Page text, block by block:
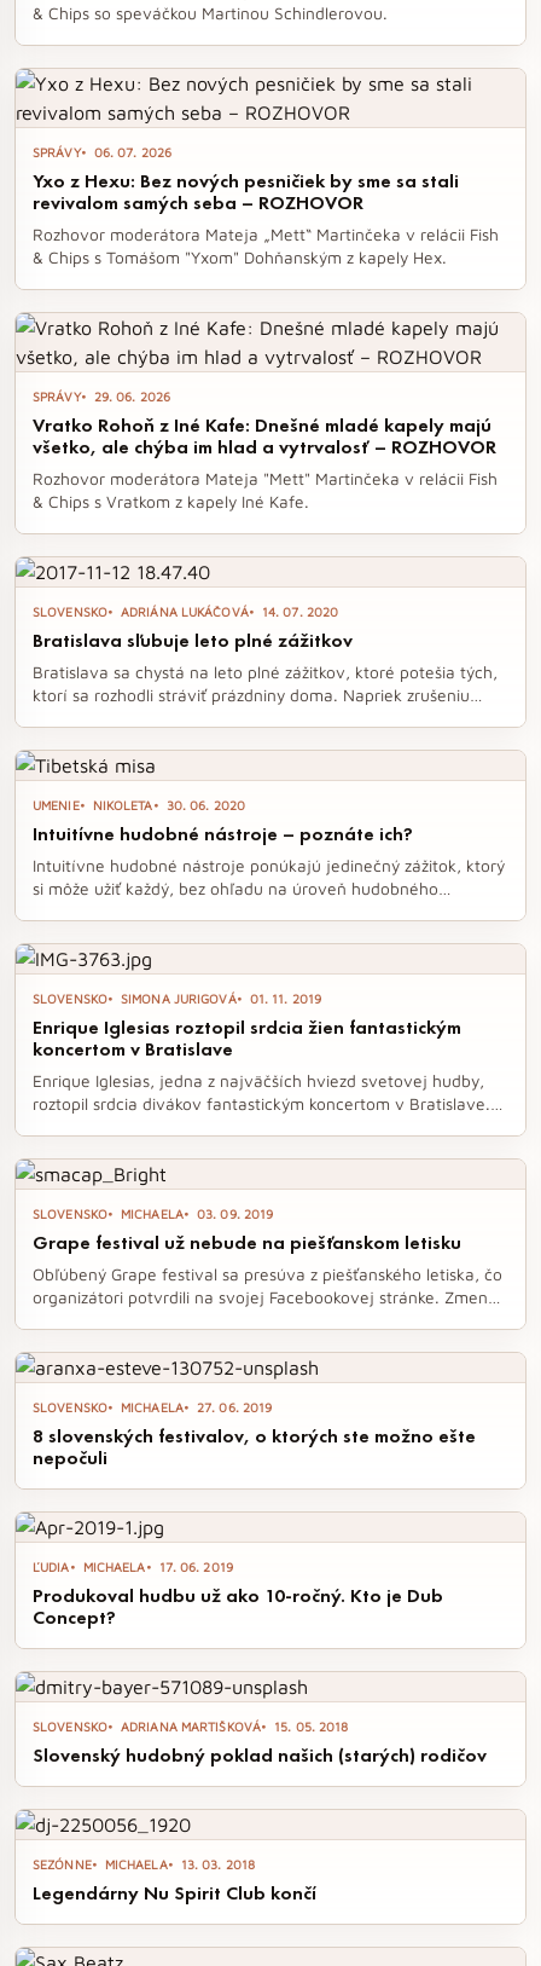
& Chips so speváčkou Martinou Schindlerovou.
SPRÁVY 06. 07. 2026
Yxo z Hexu: Bez nových pesničiek by sme sa stali
revivalom samých seba – ROZHOVOR
Rozhovor moderátora Mateja „Mett“ Martinčeka v relácii Fish
& Chips s Tomášom "Yxom" Dohňanským z kapely Hex.
SPRÁVY 29. 06. 2026
Vratko Rohoň z Iné Kafe: Dnešné mladé kapely majú
všetko, ale chýba im hlad a vytrvalosť – ROZHOVOR
Rozhovor moderátora Mateja "Mett" Martinčeka v relácii Fish
& Chips s Vratkom z kapely Iné Kafe.
SLOVENSKO ADRIÁNA LUKÁČOVÁ 14. 07. 2020
Bratislava sľubuje leto plné zážitkov
Bratislava sa chystá na leto plné zážitkov, ktoré potešia tých,
ktorí sa rozhodli stráviť prázdniny doma. Napriek zrušeniu
kluby a hudobné koncerty. S príchodom leta sa tak môžete
tešiť na množstvo zábavy a kultúrneho vyžitia priamo v srdci
Slovenska.
UMENIE NIKOLETA 30. 06. 2020
Intuitívne hudobné nástroje – poznáte ich?
Intuitívne hudobné nástroje ponúkajú jedinečný zážitok, ktorý
si môže užiť každý, bez ohľadu na úroveň hudobného
fascinujúci svet nástrojov, ktoré vás prenesú do inej dimenzie
zvuku a pokoja.
SLOVENSKO SIMONA JURIGOVÁ 01. 11. 2019
Enrique Iglesias roztopil srdcia žien fantastickým
koncertom v Bratislave
Enrique Iglesias, jedna z najväčších hviezd svetovej hudby,
roztopil srdcia divákov fantastickým koncertom v Bratislave.
vytvoril nezabudnuteľnú atmosféru plnú tanca a spevu. Diváci
si užili nielen jeho výkon, ale aj skvelé efekty, ktoré koncert
posunuli na ďalšiu úroveň.
SLOVENSKO MICHAELA 03. 09. 2019
Grape festival už nebude na piešťanskom letisku
Obľúbený Grape festival sa presúva z piešťanského letiska, čo
organizátori potvrdili na svojej Facebookovej stránke. Zmena
atmosféru festivalu už tento štvrtok na Afterke v Bratislave.
SLOVENSKO MICHAELA 27. 06. 2019
8 slovenských festivalov, o ktorých ste možno ešte
nepočuli
ĽUDIA MICHAELA 17. 06. 2019
Produkoval hudbu už ako 10-ročný. Kto je Dub
Concept?
SLOVENSKO ADRIANA MARTIŠKOVÁ 15. 05. 2018
Slovenský hudobný poklad našich (starých) rodičov
SEZÓNNE MICHAELA 13. 03. 2018
Legendárny Nu Spirit Club končí